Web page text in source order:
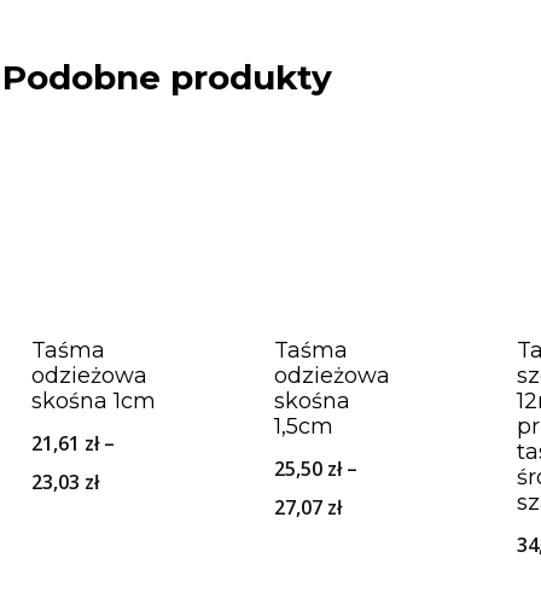
Podobne produkty
Taśma
odzieżowa
skośna 1cm
21,61 zł –
23,03 złZakres
Taśma
odzieżowa
skośna
1,5cm
25,50 zł –
27,07 złZakres